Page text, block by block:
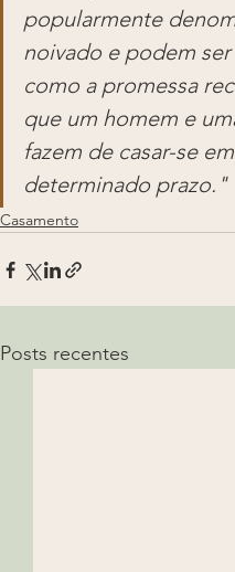
popularmente
noivado e podem
como a promessa
que um homem e
fazem de casar-se em
determinado prazo."
Casamento
Posts recentes